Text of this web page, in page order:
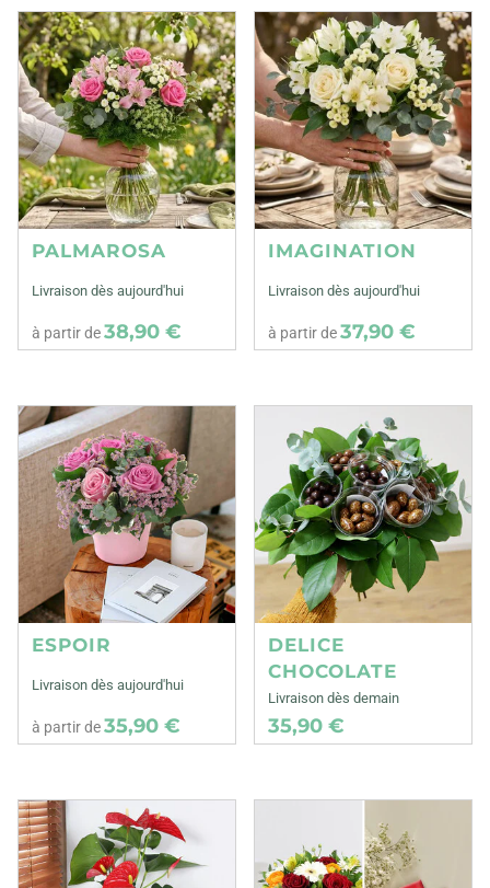
PALMAROSA
Livraison dès aujourd'hui
à partir de38,90 €
IMAGINATION
Livraison dès aujourd'hui
à partir de37,90 €
ESPOIR
Livraison dès aujourd'hui
à partir de35,90 €
DELICE
CHOCOLATE
Livraison dès demain
35,90 €